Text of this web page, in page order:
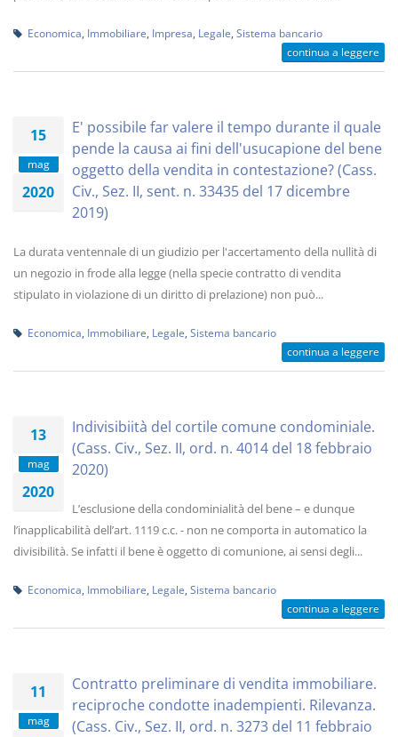
Economica Immobiliare Impresa Legale Sistema bancario
continua a leggere
15
mag
2020
E' possibile far valere il tempo durante il quale
pende la causa ai fini dell'usucapione del bene
oggetto della vendita in contestazione? (Cass.
Civ., Sez. II, sent. n. 33435 del 17 dicembre
2019)
La durata ventennale di un giudizio per l'accertamento della nullità di
un negozio in frode alla legge (nella specie contratto di vendita
stipulato in violazione di un diritto di prelazione) non può...
Economica Immobiliare Legale Sistema bancario
continua a leggere
13
mag
2020
Indivisibiità del cortile comune condominiale.
(Cass. Civ., Sez. II, ord. n. 4014 del 18 febbraio
2020)
L’esclusione della condominialità del bene – e dunque
l’inapplicabilità dell’art. 1119 c.c. - non ne comporta in automatico la
divisibilità. Se infatti il bene è oggetto di comunione, ai sensi degli...
Economica Immobiliare Legale Sistema bancario
continua a leggere
11
mag
Contratto preliminare di vendita immobiliare.
reciproche condotte inadempienti. Rilevanza.
(Cass. Civ., Sez. II, ord. n. 3273 del 11 febbraio